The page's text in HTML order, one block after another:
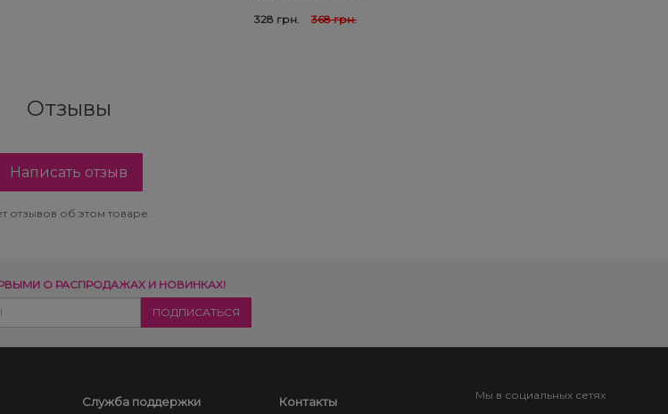
328 грн.
368 грн.
Отзывы
Написать отзыв
отзывов об этом товаре.
О РАСПРОДАЖАХ И НОВИНКАХ!
Служба поддержки Контакты Мы в социальных сетях